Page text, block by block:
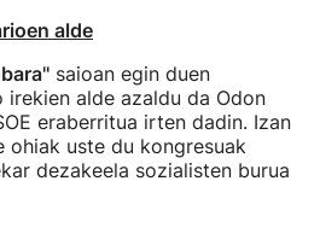
alde
saioan egin duen
alde azaldu da Odon
eraberritua irten dadin. Izan
ohiak uste du kongresuak
dezakeela sozialisten burua